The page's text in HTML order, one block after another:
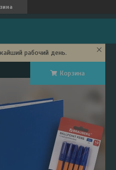
рабочий день.
Корзина